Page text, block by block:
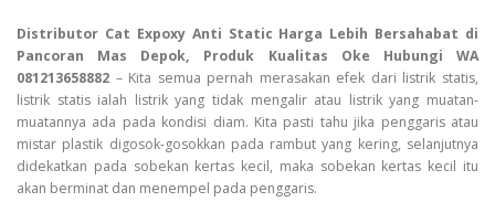
Distributor Cat Expoxy Anti Static Harga Lebih Bersahabat di
Pancoran Mas Depok, Produk Kualitas Oke Hubungi WA
081213658882 – Kita semua pernah merasakan efek dari listrik statis,
listrik statis ialah listrik yang tidak mengalir atau listrik yang muatan-
muatannya ada pada kondisi diam. Kita pasti tahu jika penggaris atau
mistar plastik digosok-gosokkan pada rambut yang kering, selanjutnya
didekatkan pada sobekan kertas kecil, maka sobekan kertas kecil itu
akan berminat dan menempel pada penggaris.